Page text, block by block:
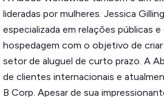
lideradas por mulheres. Jessica
especializada em relações públicas
hospedagem com o objetivo de
setor de aluguel de curto prazo. A
de clientes internacionais e
B Corp. Apesar de sua